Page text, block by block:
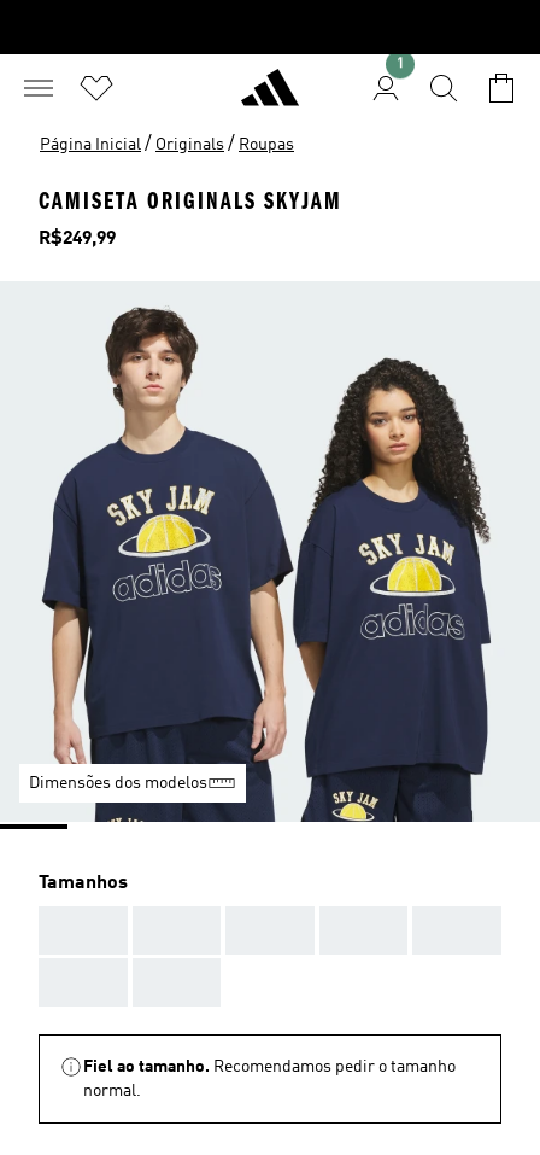
1
Página Inicial / Originals / Roupas
CAMISETA ORIGINALS SKYJAM
Preço
R$249,99
Dimensões dos modelos
Tamanhos
Fiel ao tamanho. Recomendamos pedir o tamanho
normal.